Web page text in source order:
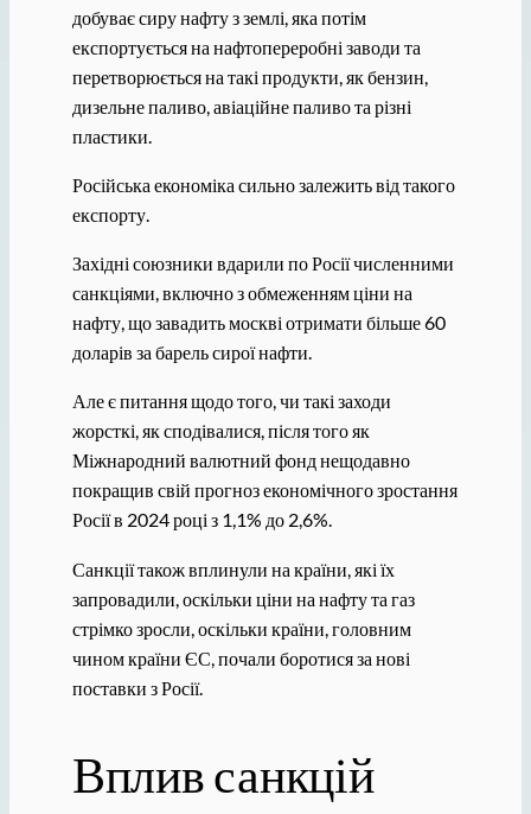
добуває сиру нафту з землі, яка потім
експортується на нафтопереробні заводи та
перетворюється на такі продукти, як бензин,
дизельне паливо, авіаційне паливо та різні
пластики.
Російська економіка сильно залежить від такого
експорту.
Західні союзники вдарили по Росії численними
санкціями, включно з обмеженням ціни на
нафту, що завадить москві отримати більше 60
доларів за барель сирої нафти.
Але є питання щодо того, чи такі заходи
жорсткі, як сподівалися, після того як
Міжнародний валютний фонд нещодавно
покращив свій прогноз економічного зростання
Росії в 2024 році з 1,1% до 2,6%.
Санкції також вплинули на країни, які їх
запровадили, оскільки ціни на нафту та газ
стрімко зросли, оскільки країни, головним
чином країни ЄС, почали боротися за нові
поставки з Росії.
Вплив санкцій